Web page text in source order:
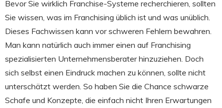
Bevor Sie wirklich Franchise-Systeme recherchieren, sollten
Sie wissen, was im Franchising üblich ist und was unüblich.
Dieses Fachwissen kann vor schweren Fehlern bewahren.
Man kann natürlich auch immer einen auf Franchising
spezialisierten Unternehmensberater hinzuziehen. Doch
sich selbst einen Eindruck machen zu können, sollte nicht
unterschätzt werden. So haben Sie die Chance schwarze
Schafe und Konzepte, die einfach nicht Ihren Erwartungen